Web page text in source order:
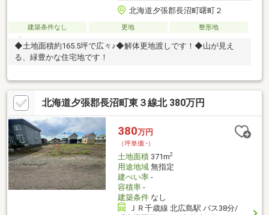
北海道夕張郡長沼町曙町２
建築条件なし 更地 整形地
◆土地面積約165.5坪で広々♪◆解体更地渡しです！◆山が見え
る、緑豊かな住宅地です！
北海道夕張郡長沼町東３線北 380万円
380万円
（坪単価:-）
土地面積371m2
用途地域無指定
建ぺい率-
容積率-
建築条件なし
ＪＲ千歳線 北広島駅 バス38分/